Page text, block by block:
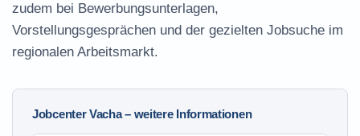
zudem bei Bewerbungsunterlagen,
Vorstellungsgesprächen und der gezielten Jobsuche im
regionalen Arbeitsmarkt.
Jobcenter Vacha – weitere Informationen